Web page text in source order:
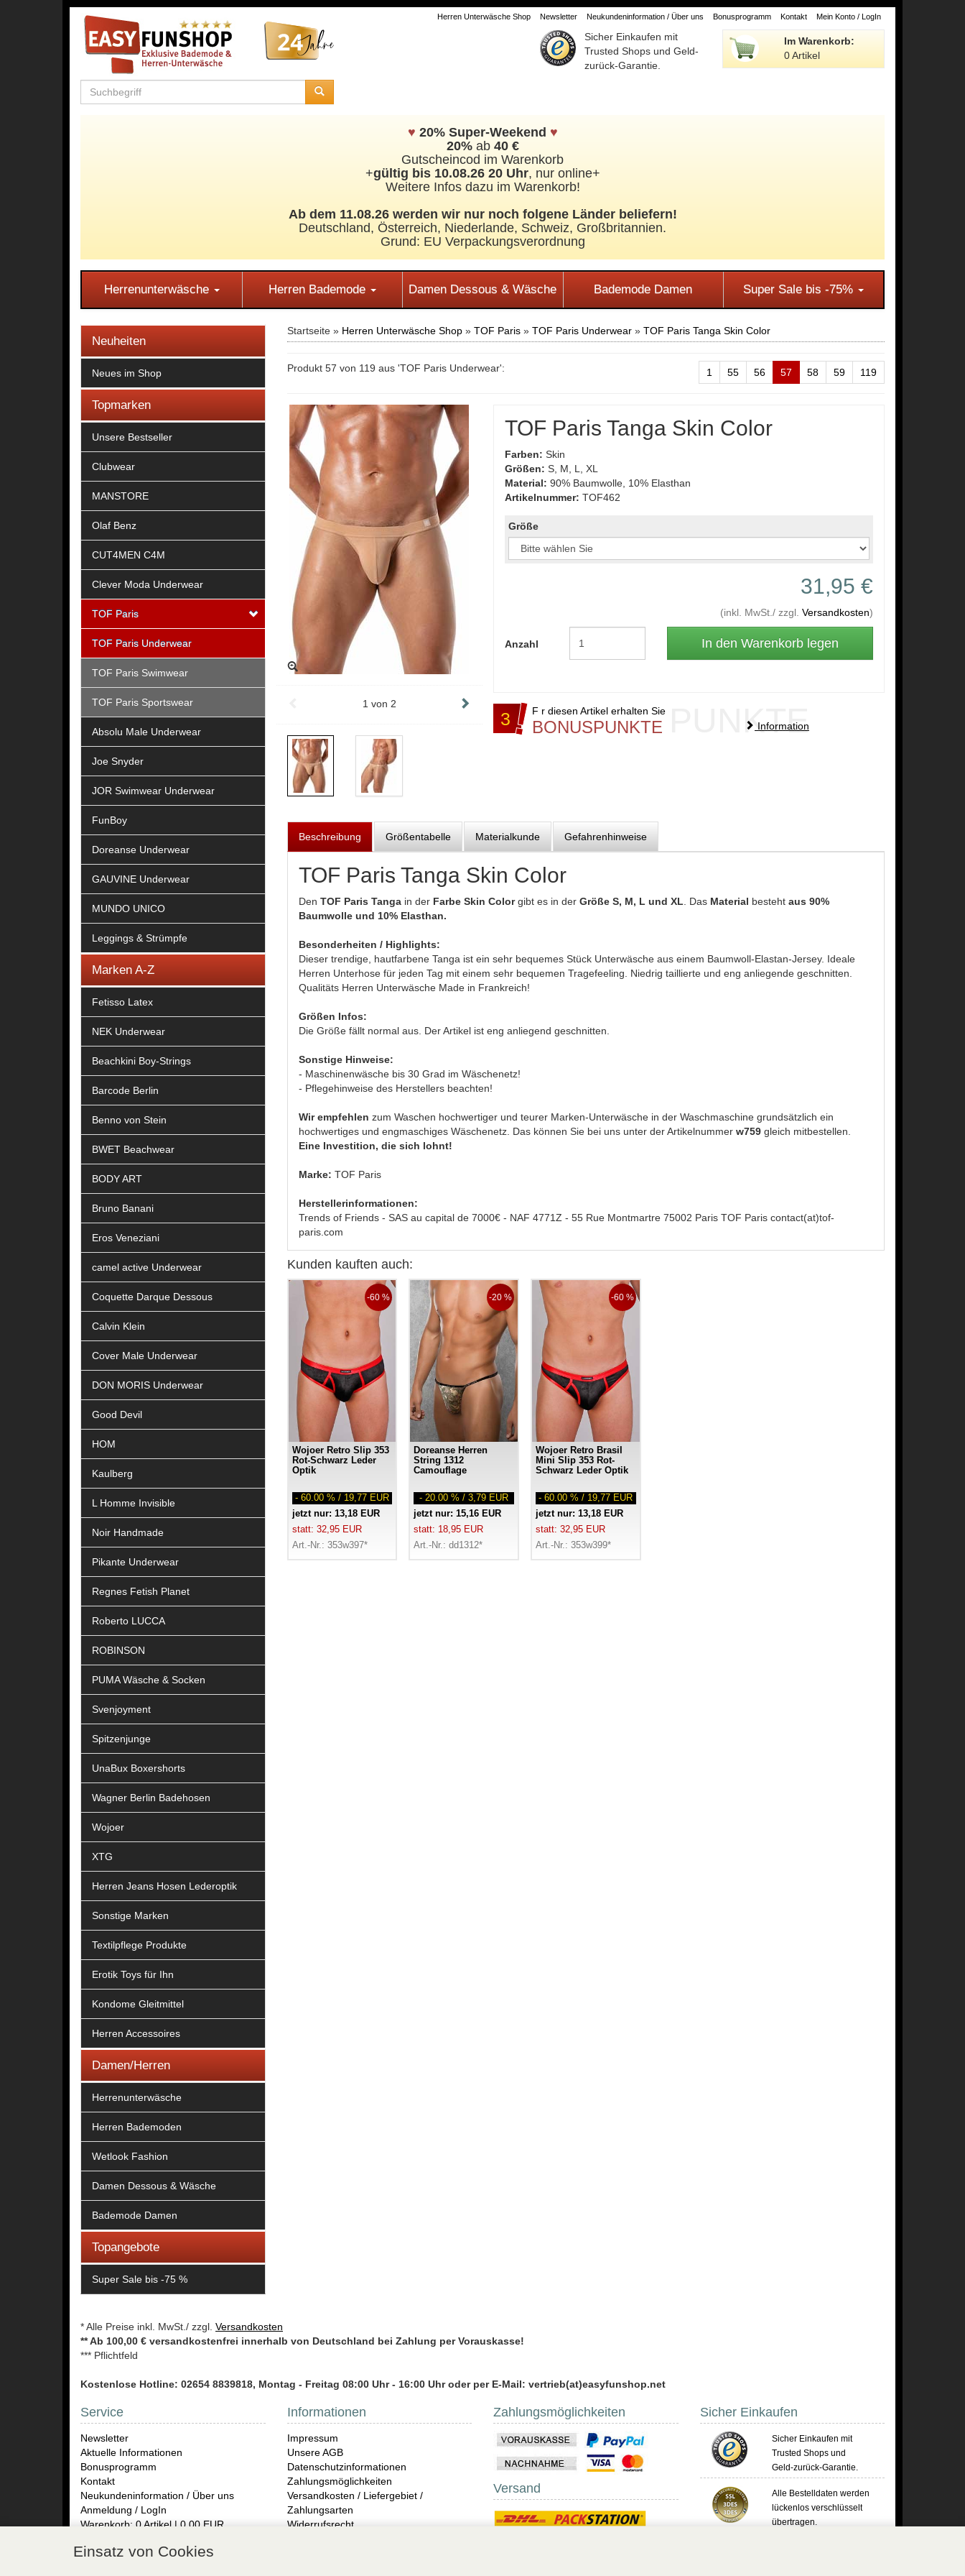
Herren Unterwäsche Shop Newsletter Neukundeninformation / Über uns Bonusprogramm Kontakt Mein Konto / LogIn
Sicher Einkaufen mit
Trusted Shops und Geld-
zurück-Garantie.
Im Warenkorb:
0 Artikel
♥ 20% Super-Weekend ♥
20%ab 40 €
Gutscheincod im Warenkorb
+gültig bis 10.08.26 20 Uhr, nur online+
Weitere Infos dazu im Warenkorb!
Ab dem 11.08.26 werden wir nur noch folgene Länder beliefern!
Deutschland, Österreich, Niederlande, Schweiz, Großbritannien.
Grund: EU Verpackungsverordnung
Herrenunterwäsche Herren Bademode Damen Dessous & Wäsche Bademode Damen Super Sale bis -75%
Neuheiten
Neues im Shop
Topmarken
Unsere Bestseller
Clubwear
MANSTORE
Olaf Benz
CUT4MEN C4M
Clever Moda Underwear
TOF Paris
TOF Paris Underwear
TOF Paris Swimwear
TOF Paris Sportswear
Absolu Male Underwear
Joe Snyder
JOR Swimwear Underwear
FunBoy
Doreanse Underwear
GAUVINE Underwear
MUNDO UNICO
Leggings & Strümpfe
Marken A-Z
Fetisso Latex
NEK Underwear
Beachkini Boy-Strings
Barcode Berlin
Benno von Stein
BWET Beachwear
BODY ART
Bruno Banani
Eros Veneziani
camel active Underwear
Coquette Darque Dessous
Calvin Klein
Cover Male Underwear
DON MORIS Underwear
Good Devil
HOM
Kaulberg
L Homme Invisible
Noir Handmade
Pikante Underwear
Regnes Fetish Planet
Roberto LUCCA
ROBINSON
PUMA Wäsche & Socken
Svenjoyment
Spitzenjunge
UnaBux Boxershorts
Wagner Berlin Badehosen
Wojoer
XTG
Herren Jeans Hosen Lederoptik
Sonstige Marken
Textilpflege Produkte
Erotik Toys für Ihn
Kondome Gleitmittel
Herren Accessoires
Damen/Herren
Herrenunterwäsche
Herren Bademoden
Wetlook Fashion
Damen Dessous & Wäsche
Bademode Damen
Topangebote
Super Sale bis -75 %
Startseite » Herren Unterwäsche Shop » TOF Paris» TOF Paris Underwear» TOF Paris Tanga Skin Color
Produkt 57 von 119 aus 'TOF Paris Underwear': 1 55 56 57 58 59 119
1 von 2
TOF Paris Tanga Skin Color
Farben: Skin
Größen: S, M, L, XL
Material: 90% Baumwolle, 10% Elasthan
Artikelnummer: TOF462
Größe
31,95 €
(inkl. MwSt./ zzgl. Versandkosten)
Anzahl
3 F r diesen Artikel erhalten Sie
BONUSPUNKTE PUNKTE
Information
Beschreibung Größentabelle Materialkunde Gefahrenhinweise
TOF Paris Tanga Skin Color
Den TOF Paris Tangain der Farbe Skin Colorgibt es in der Größe S, M, L und XL . Das Material bestehtaus 90%
Baumwolle und 10% Elasthan.
Besonderheiten / Highlights:
Dieser trendige, hautfarbene Tanga ist ein sehr bequemes Stück Unterwäsche aus einem Baumwoll-Elastan-Jersey. Ideale
Herren Unterhose für jeden Tag mit einem sehr bequemen Tragefeeling. Niedrig taillierte und eng anliegende geschnitten.
Qualitäts Herren Unterwäsche Made in Frankreich!
Größen Infos:
Die Größe fällt normal aus. Der Artikel ist eng anliegend geschnitten.
Sonstige Hinweise:
- Maschinenwäsche bis 30 Grad im Wäschenetz!
- Pflegehinweise des Herstellers beachten!
Wir empfehlen zum Waschen hochwertiger und teurer Marken-Unterwäsche in der Waschmaschine grundsätzlich ein
hochwertiges und engmaschiges Wäschenetz. Das können Sie bei uns unter der Artikelnummer w759gleich mitbestellen.
Eine Investition, die sich lohnt!
Marke: TOF Paris
Herstellerinformationen:
Trends of Friends - SAS au capital de 7000€ - NAF 4771Z - 55 Rue Montmartre 75002 Paris TOF Paris contact(at)tof-
paris.com
Kunden kauften auch:
-60 %
Wojoer Retro Slip 353
Rot-Schwarz Leder
Optik
- 60.00 % / 19,77 EUR
jetzt nur: 13,18 EUR
statt: 32,95 EUR
Art.-Nr.: 353w397*
-20 %
Doreanse Herren
String 1312
Camouflage
- 20.00 % / 3,79 EUR
jetzt nur: 15,16 EUR
statt: 18,95 EUR
Art.-Nr.: dd1312*
-60 %
Wojoer Retro Brasil
Mini Slip 353 Rot-
Schwarz Leder Optik
- 60.00 % / 19,77 EUR
jetzt nur: 13,18 EUR
statt: 32,95 EUR
Art.-Nr.: 353w399*
* Alle Preise inkl. MwSt./ zzgl. Versandkosten
** Ab 100,00 € versandkostenfrei innerhalb von Deutschland bei Zahlung per Vorauskasse!
*** Pflichtfeld
Kostenlose Hotline: 02654 8839818, Montag - Freitag 08:00 Uhr - 16:00 Uhr oder per E-Mail: vertrieb(at)easyfunshop.net
Service
Newsletter
Aktuelle Informationen
Bonusprogramm
Kontakt
Neukundeninformation / Über uns
Anmeldung / LogIn
Warenkorb: 0 Artikel | 0,00 EUR
Informationen
Impressum
Unsere AGB
Datenschutzinformationen
Zahlungsmöglichkeiten
Versandkosten / Liefergebiet /
Zahlungsarten
Widerrufsrecht
Zahlungsmöglichkeiten
Versand
Sicher Einkaufen
Sicher Einkaufen mit
Trusted Shops und
Geld-zurück-Garantie.
Alle Bestelldaten werden
lückenlos verschlüsselt
übertragen.
Einsatz von Cookies